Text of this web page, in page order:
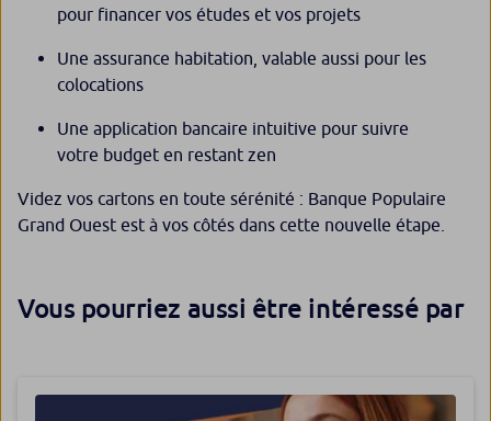
pour financer vos études et vos projets
Une assurance habitation, valable aussi pour les
colocations
Une application bancaire intuitive pour suivre
votre budget en restant zen
Videz vos cartons en toute sérénité : Banque Populaire
Grand Ouest est à vos côtés dans cette nouvelle étape.
Vous pourriez aussi être intéressé par